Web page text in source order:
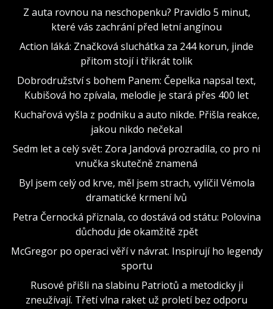
Z auta rovnou na neschopenku? Pravidlo 5 minut,
které vás zachrání před letní angínou
Action láká: Značková sluchátka za 244 korun, jinde
přitom stojí i třikrát tolik
Dobrodružství s bohem Panem: Čepelka napsal text,
Kubišová ho zpívala, melodie je stará přes 400 let
Kuchařová vyšla z podniku a auto nikde. Přišla reakce,
jakou nikdo nečekal
Sedm let a celý svět: Zora Jandová prozradila, co pro ni
vnučka skutečně znamená
Byl jsem celý od krve, měl jsem strach, vylíčil Vémola
dramatické krmení lvů
Petra Černocká přiznala, co dostává od státu: Polovina
důchodu jde okamžitě zpět
McGregor po operaci věří v návrat. Inspirují ho legendy
sportu
Rusové přišli na slabinu Patriotů a metodicky ji
zneužívají. Třetí vlna raket už proletí bez odporu